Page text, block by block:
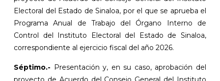
Electoral del Estado de Sinaloa, por el que se aprueba el
Programa Anual de Trabajo del Órgano Interno de
Control del Instituto Electoral del Estado de Sinaloa,
correspondiente al ejercicio fiscal del año 2026.
Séptimo.- Presentación y, en su caso, aprobación del